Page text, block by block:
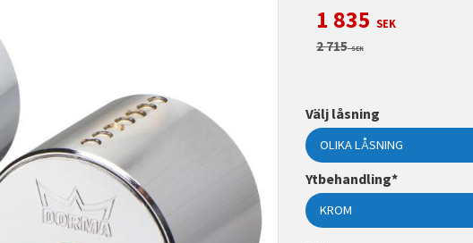
Nedsatt pris:
1 835 SEK
Ordinarie pris:
2 715SEK
Välj låsning
Ytbehandling*